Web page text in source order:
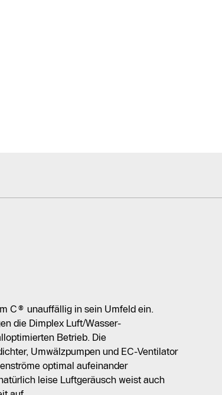
C® unauffällig in sein Umfeld ein.
die Dimplex Luft/Wasser-
Betrieb. Die
Umwälzpumpen und EC-Ventilator
optimal aufeinander
leise Luftgeräusch weist auch